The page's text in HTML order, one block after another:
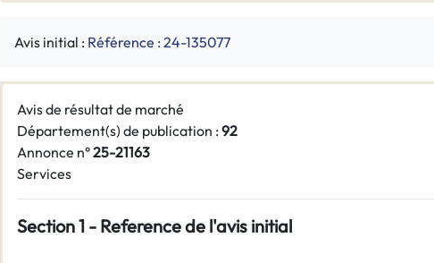
Avis initial : Référence : 24-135077
Avis de résultat de marché
Département(s) de publication : 92
Annonce n°25-21163
Services
Section 1 - Reference de l'avis initial